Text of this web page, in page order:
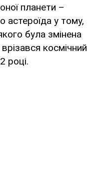
планети –
астероїда у тому,
була змінена
космічний
році.